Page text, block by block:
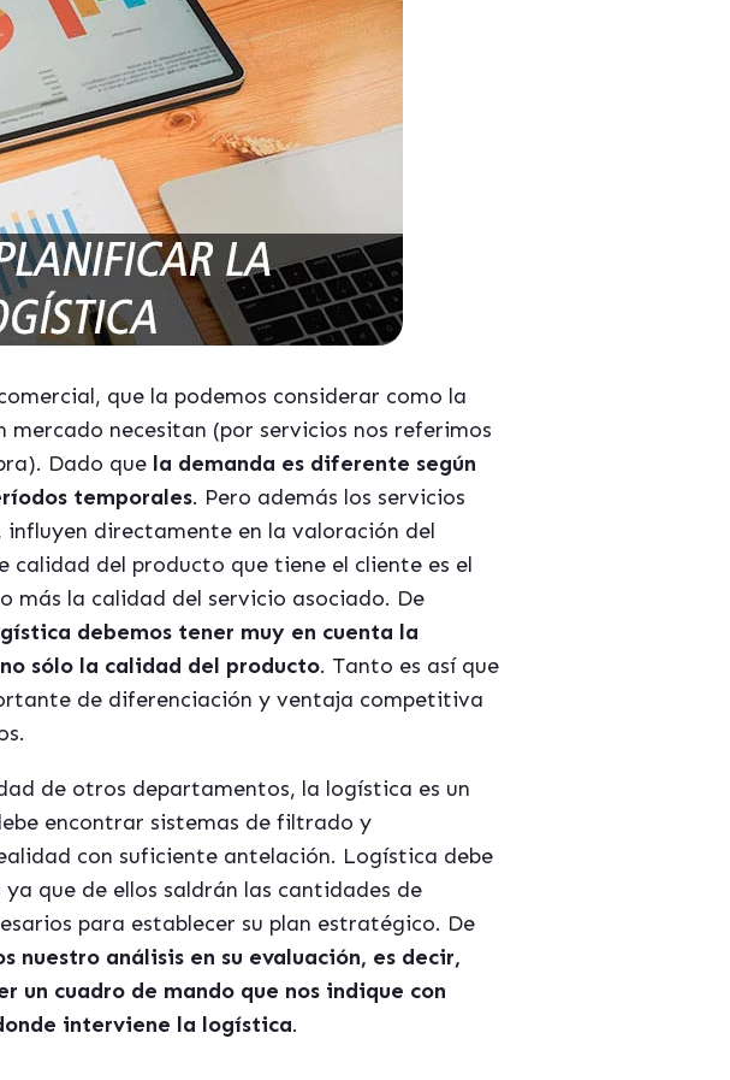
que la podemos considerar como la
necesitan (por servicios nos referimos
Dado que la demanda es diferente según
temporales. Pero además los servicios
directamente en la valoración del
calidad del producto que tiene el cliente es el
más la calidad del servicio asociado. De
debemos tener muy en cuenta la
sólo la calidad del producto. Tanto es así que
de diferenciación y ventaja competitiva
de otros departamentos, la logística es un
encontrar sistemas de filtrado y
con suficiente antelación. Logística debe
que de ellos saldrán las cantidades de
para establecer su plan estratégico. De
nuestro análisis en su evaluación, es decir,
un cuadro de mando que nos indique con
interviene la logística.